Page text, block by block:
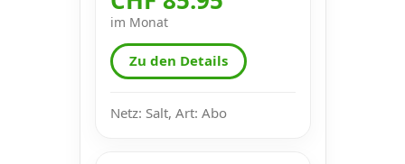
im Monat
Zu den Details
Netz: Salt, Art: Abo